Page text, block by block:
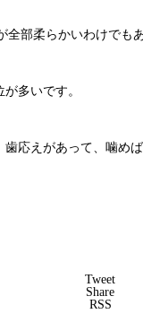
全部柔らかいわけでも
多いです。
応えがあって、噛め
Tweet
Share
RSS